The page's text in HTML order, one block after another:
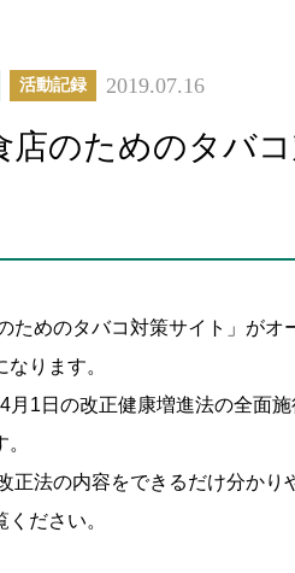
活動記録 2019.07.16
店のためのタバ
ためのタバコ対策サイト」がオ
なります。
1日の改正健康増進法の全面施
法の内容をできるだけ分かり
ださい。